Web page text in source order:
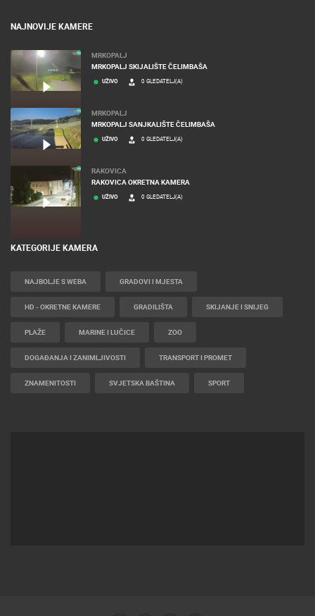
NAJNOVIJE KAMERE
MRKOPALJ
MRKOPALJ SKIJALIŠTE ČELIMBAŠA
UŽIVO 0 GLEDATELJ(A)
MRKOPALJ
MRKOPALJ SANJKALIŠTE ČELIMBAŠA
UŽIVO 0 GLEDATELJ(A)
RAKOVICA
RAKOVICA OKRETNA KAMERA
UŽIVO 0 GLEDATELJ(A)
KATEGORIJE KAMERA
NAJBOLJE S WEBA GRADOVI I MJESTA
HD - OKRETNE KAMERE GRADILIŠTA SKIJANJE I SNIJEG
PLAŽE MARINE I LUČICE ZOO
DOGAĐANJA I ZANIMLJIVOSTI TRANSPORT I PROMET
ZNAMENITOSTI SVJETSKA BAŠTINA SPORT